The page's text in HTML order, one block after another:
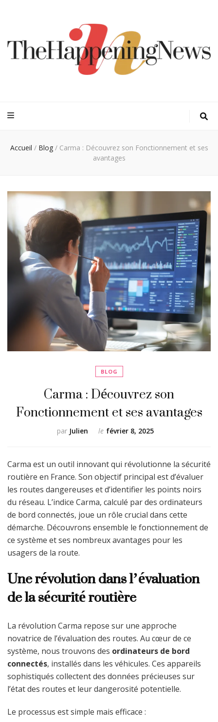
Accueil / Blog / Carma : Découvrez son Fonctionnement et ses
avantages
BLOG
Carma : Découvrez son
Fonctionnement et ses avantages
par Julien le février 8, 2025
Carma est un outil innovant qui révolutionne la sécurité
routière en France. Son objectif principal est d’évaluer
les routes dangereuses et d’identifier les points noirs
du réseau. L’indice Carma, calculé par des ordinateurs
de bord connectés, joue un rôle crucial dans cette
démarche. Découvrons ensemble le fonctionnement de
ce système et ses nombreux avantages pour les
usagers de la route.
Une révolution dans l’évaluation
de la sécurité routière
La révolution Carma repose sur une approche
novatrice de l’évaluation des routes. Au cœur de ce
système, nous trouvons des ordinateurs de bord
connectés, installés dans les véhicules. Ces appareils
sophistiqués collectent des données précieuses sur
l’état des routes et leur dangerosité potentielle.
Le processus est simple mais efficace :